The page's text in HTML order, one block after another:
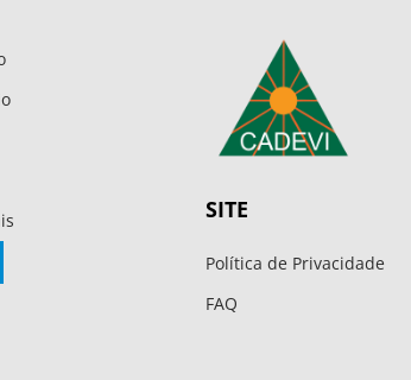
SITE
Política de Privacidade
FAQ